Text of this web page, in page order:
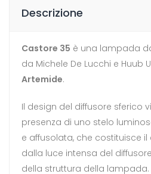
Descrizione
Castore 35 è una lampada
da Michele De Lucchi e Huub
Artemide.
Il design del diffusore sferico
presenza di uno stelo
e affusolata, che costituisce
dalla luce intensa del
della struttura della lampada.